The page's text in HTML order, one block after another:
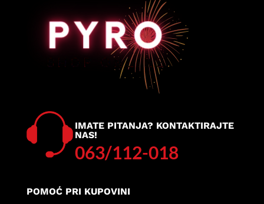
IMATE PITANJA? KONTAKTIRAJTE
NAS!
063/112-018
POMOĆ PRI KUPOVINI